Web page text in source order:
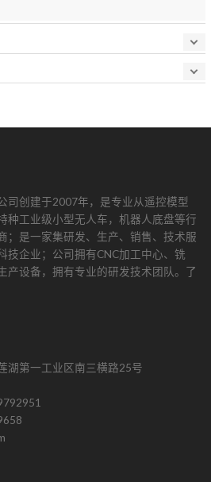
司创建于2007年，是专业从遥控模型
种工业级小型无人车，机器人底盘等行
；是一家集研发、生产、销售、技术服
技企业；公司拥有CNC加工中心、铣
设备，拥有专业的研发技术团队。 了
湖第一工业区南三横路25号